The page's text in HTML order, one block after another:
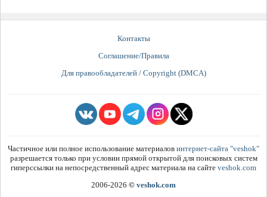
Контакты
Соглашение/Правила
Для правообладателей / Copyright (DMCA)
Частичное или полное использование материалов интернет-сайта "veshok"
разрешается только при условии прямой открытой для поисковых систем
гиперссылки на непосредственный адрес материала на сайте veshok.com
2006-2026 © veshok.com